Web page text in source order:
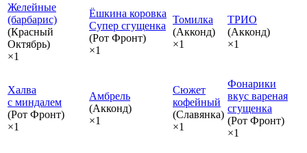
Желейные
(барбарис)
(Красный
Октябрь)
×1
Ёшкина коровка
Супер сгущенка
(Рот Фронт)
×1
Томилка
(Акконд)
×1
ТРИО
(Акконд)
×1
Халва
с миндалем
(Рот Фронт)
×1
Амбрель
(Акконд)
×1
Сюжет
кофейный
(Славянка)
×1
Фонарики
вкус вареная
сгущенка
(Рот Фронт)
×1